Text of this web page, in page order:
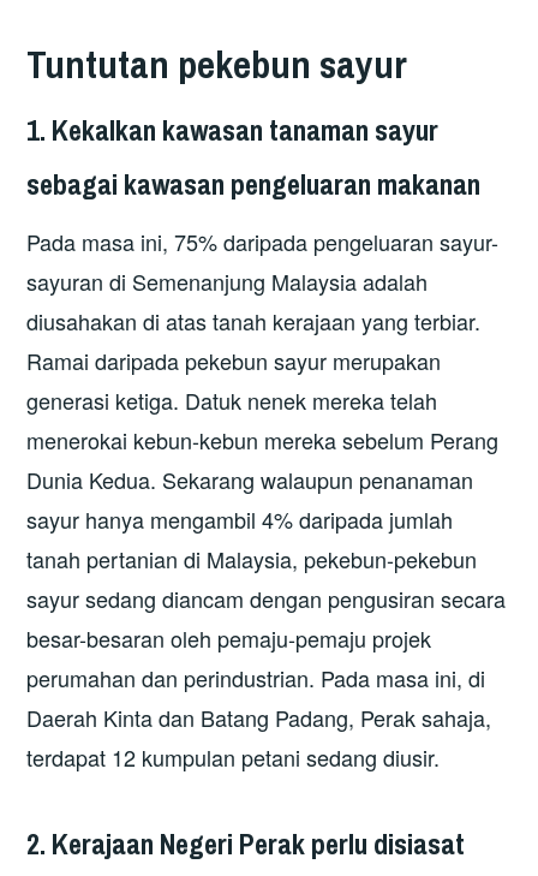
Tuntutan pekebun sayur
1. Kekalkan kawasan tanaman sayur
sebagai kawasan pengeluaran makanan
Pada masa ini, 75% daripada pengeluaran sayur-
sayuran di Semenanjung Malaysia adalah
diusahakan di atas tanah kerajaan yang terbiar.
Ramai daripada pekebun sayur merupakan
generasi ketiga. Datuk nenek mereka telah
menerokai kebun-kebun mereka sebelum Perang
Dunia Kedua. Sekarang walaupun penanaman
sayur hanya mengambil 4% daripada jumlah
tanah pertanian di Malaysia, pekebun-pekebun
sayur sedang diancam dengan pengusiran secara
besar-besaran oleh pemaju-pemaju projek
perumahan dan perindustrian. Pada masa ini, di
Daerah Kinta dan Batang Padang, Perak sahaja,
terdapat 12 kumpulan petani sedang diusir.
2. Kerajaan Negeri Perak perlu disiasat